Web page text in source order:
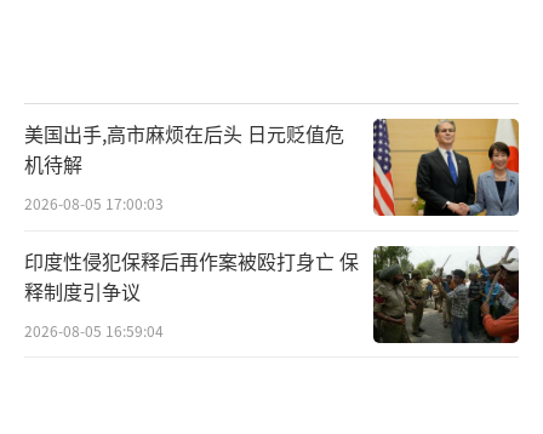
美国出手,高市麻烦在后头 日元贬值危
机待解
2026-08-05 17:00:03
印度性侵犯保释后再作案被殴打身亡 保
释制度引争议
2026-08-05 16:59:04